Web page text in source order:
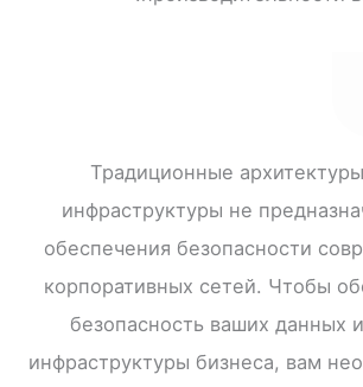
Традиционные
инфраструктуры не
обеспечения безопасности
корпоративных сетей. Чтобы
безопасность ваших данных
инфраструктуры бизнеса, вам